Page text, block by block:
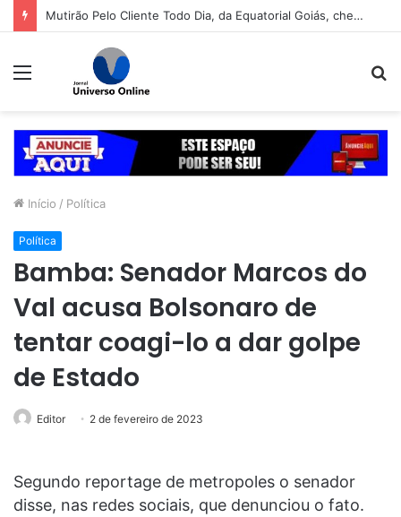
Mutirão Pelo Cliente Todo Dia, da Equatorial Goiás, chega a Goiânia na próxima segunda-feira (10)
Menu
Início / Política
Política
Bamba: Senador Marcos do
Val acusa Bolsonaro de
tentar coagi-lo a dar golpe
de Estado
Editor 2 de fevereiro de 2023
Segundo reportage de metropoles o senador
disse, nas redes sociais, que denunciou o fato.